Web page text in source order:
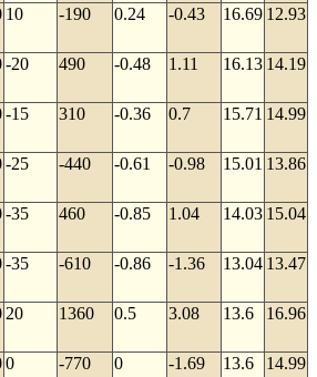
10 -190 0.24 -0.43 16.69 12.93
-20 490 -0.48 1.11 16.13 14.19
-15 310 -0.36 0.7 15.71 14.99
-25 -440 -0.61 -0.98 15.01 13.86
-35 460 -0.85 1.04 14.03 15.04
-35 -610 -0.86 -1.36 13.04 13.47
20 1360 0.5 3.08 13.6 16.96
0 -770 0 -1.69 13.6 14.99